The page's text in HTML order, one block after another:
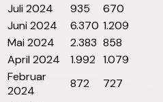
Juli 2024
935 670
Juni 2024
6.370 1.209
Mai 2024
2.383 858
April 2024
1.992 1.079
Februar
2024
872 727